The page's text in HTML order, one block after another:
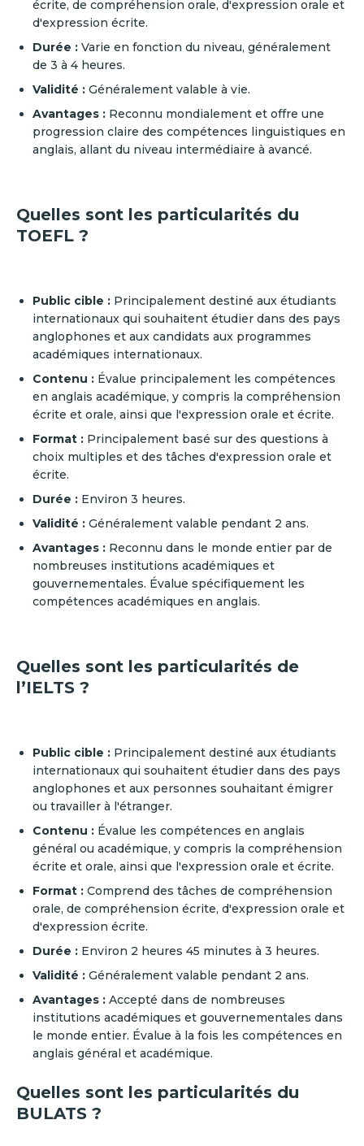
écrite, de compréhension orale, d'expression orale et
d'expression écrite.
Durée : Varie en fonction du niveau, généralement
de 3 à 4 heures.
Validité : Généralement valable à vie.
Avantages : Reconnu mondialement et offre une
progression claire des compétences linguistiques en
anglais, allant du niveau intermédiaire à avancé.
Quelles sont les particularités du
TOEFL ?
Public cible : Principalement destiné aux étudiants
internationaux qui souhaitent étudier dans des pays
anglophones et aux candidats aux programmes
académiques internationaux.
Contenu : Évalue principalement les compétences
en anglais académique, y compris la compréhension
écrite et orale, ainsi que l'expression orale et écrite.
Format : Principalement basé sur des questions à
choix multiples et des tâches d'expression orale et
écrite.
Durée : Environ 3 heures.
Validité : Généralement valable pendant 2 ans.
Avantages : Reconnu dans le monde entier par de
nombreuses institutions académiques et
gouvernementales. Évalue spécifiquement les
compétences académiques en anglais.
Quelles sont les particularités de
l’IELTS ?
Public cible : Principalement destiné aux étudiants
internationaux qui souhaitent étudier dans des pays
anglophones et aux personnes souhaitant émigrer
ou travailler à l'étranger.
Contenu : Évalue les compétences en anglais
général ou académique, y compris la compréhension
écrite et orale, ainsi que l'expression orale et écrite.
Format : Comprend des tâches de compréhension
orale, de compréhension écrite, d'expression orale et
d'expression écrite.
Durée : Environ 2 heures 45 minutes à 3 heures.
Validité : Généralement valable pendant 2 ans.
Avantages : Accepté dans de nombreuses
institutions académiques et gouvernementales dans
le monde entier. Évalue à la fois les compétences en
anglais général et académique.
Quelles sont les particularités du
BULATS ?